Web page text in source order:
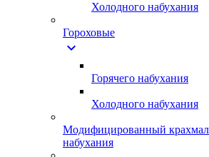
Холодного набухания
Гороховые
expand_more
Горячего набухания
Холодного набухания
Модифицированный крахмал
набухания